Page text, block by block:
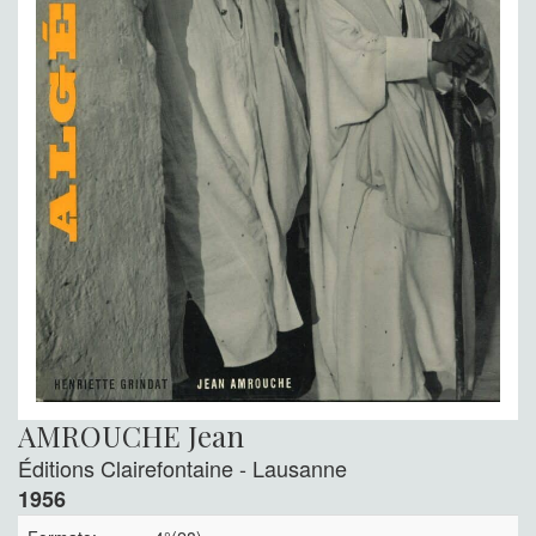
AMROUCHE Jean
Éditions Clairefontaine - Lausanne
1956